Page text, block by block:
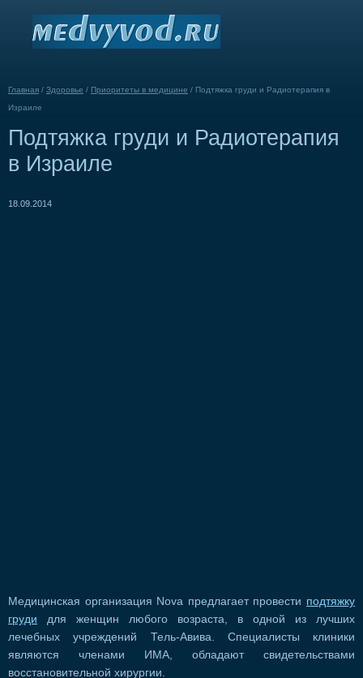
Главная / Здоровье / Приоритеты в медицине / Подтяжка груди и Радиотерапия в
Израиле
Подтяжка груди и Радиотерапия
в Израиле
18.09.2014
Медицинская организация Nova предлагает провести подтяжку
груди для женщин любого возраста, в одной из лучших
лечебных учреждений Тель-Авива. Специалисты клиники
являются членами ИМА, обладают свидетельствами
восстановительной хирургии.